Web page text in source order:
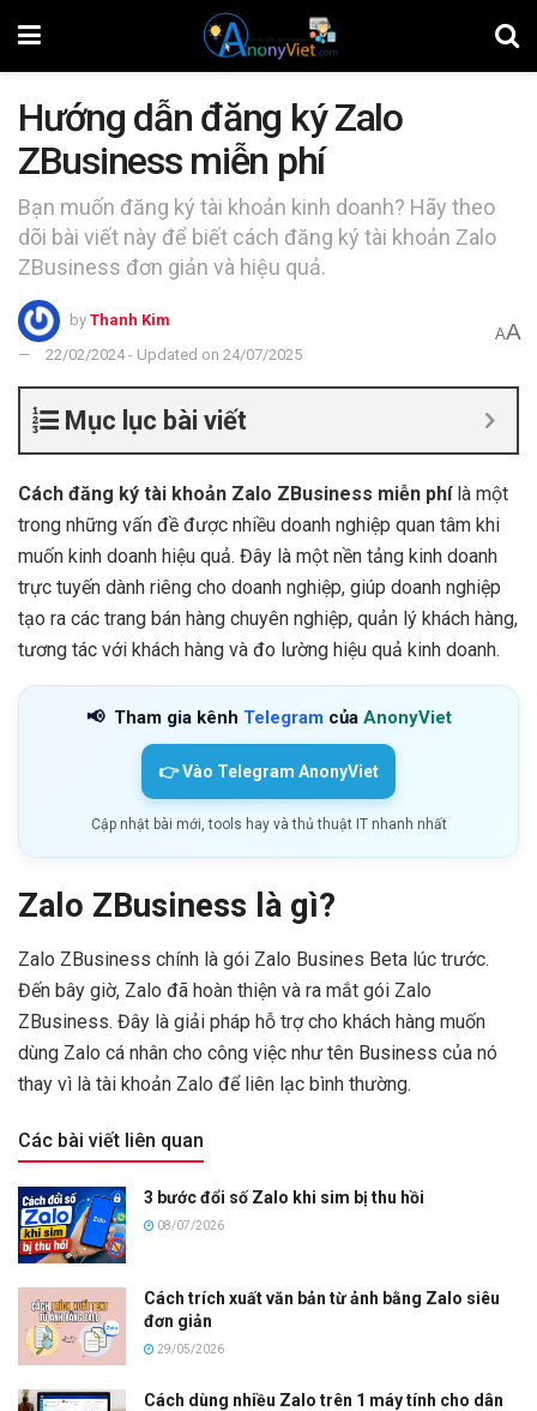
Hướng dẫn đăng ký Zalo
ZBusiness miễn phí
Bạn muốn đăng ký tài khoản kinh doanh? Hãy theo
dõi bài viết này để biết cách đăng ký tài khoản Zalo
ZBusiness đơn giản và hiệu quả.
by Thanh Kim
22/02/2024 - Updated on 24/07/2025
AA
Mục lục bài viết
Cách đăng ký tài khoản Zalo ZBusiness miễn phílà một
trong những vấn đề được nhiều doanh nghiệp quan tâm khi
muốn kinh doanh hiệu quả. Đây là một nền tảng kinh doanh
trực tuyến dành riêng cho doanh nghiệp, giúp doanh nghiệp
tạo ra các trang bán hàng chuyên nghiệp, quản lý khách hàng,
tương tác với khách hàng và đo lường hiệu quả kinh doanh.
📢 Tham gia kênh Telegram của AnonyViet
👉 Vào Telegram AnonyViet
Cập nhật bài mới, tools hay và thủ thuật IT nhanh nhất
Zalo ZBusiness là gì?
Zalo ZBusiness chính là gói Zalo Busines Beta lúc trước.
Đến bây giờ, Zalo đã hoàn thiện và ra mắt gói Zalo
ZBusiness. Đây là giải pháp hỗ trợ cho khách hàng muốn
dùng Zalo cá nhân cho công việc như tên Business của nó
thay vì là tài khoản Zalo để liên lạc bình thường.
Các bài viết liên quan
3 bước đổi số Zalo khi sim bị thu hồi
08/07/2026
Cách trích xuất văn bản từ ảnh bằng Zalo siêu
đơn giản
29/05/2026
Cách dùng nhiều Zalo trên 1 máy tính cho dân